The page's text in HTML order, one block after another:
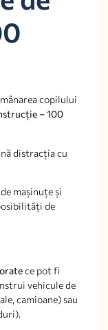
copilului
– 100
distracția cu
mașinuțe și
de
ce pot fi
vehicule de
camioane) sau